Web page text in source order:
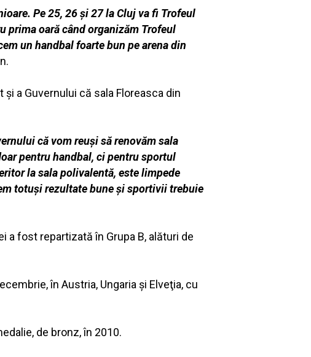
Pe 25, 26 şi 27 la Cluj va fi Trofeul
prima oară când organizăm Trofeul
un handbal foarte bun pe arena din
a Guvernului că sala Floreasca din
că vom reuşi să renovăm sala
pentru handbal, ci pentru sportul
la sala polivalentă, este limpede
totuşi rezultate bune şi sportivii trebuie
a fost repartizată în Grupa B, alături de
în Austria, Ungaria şi Elveţia, cu
de bronz, în 2010.